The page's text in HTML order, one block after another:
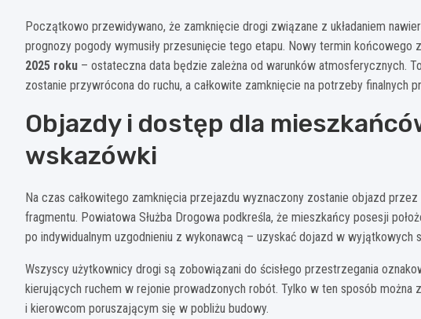
Początkowo przewidywano, że zamknięcie drogi związane z układaniem
prognozy pogody wymusiły przesunięcie tego etapu. Nowy termin końcowego
2025 roku – ostateczna data będzie zależna od warunków atmosferycznych.
zostanie przywrócona do ruchu, a całkowite zamknięcie na potrzeby finalnych
Objazdy i dostęp dla
wskazówki
Na czas całkowitego zamknięcia przejazdu wyznaczony zostanie objazd
fragmentu. Powiatowa Służba Drogowa podkreśla, że mieszkańcy posesji
po indywidualnym uzgodnieniu z wykonawcą – uzyskać dojazd w wyjątkowych
Wszyscy użytkownicy drogi są zobowiązani do ścisłego przestrzegania
kierujących ruchem w rejonie prowadzonych robót. Tylko w ten sposób
i kierowcom poruszającym się w pobliżu budowy.